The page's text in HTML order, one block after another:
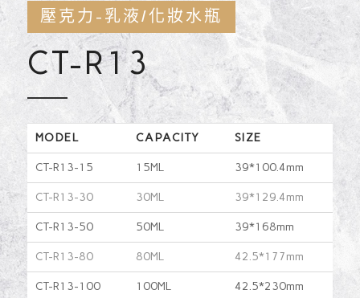
壓克力-乳液/化妝水瓶
CT-R13
MODEL CAPACITY SIZE
CT-R13-15 15ML 39*100.4mm
CT-R13-30 30ML 39*129.4mm
CT-R13-50 50ML 39*168mm
CT-R13-80 80ML 42.5*177mm
CT-R13-100 100ML 42.5*230mm